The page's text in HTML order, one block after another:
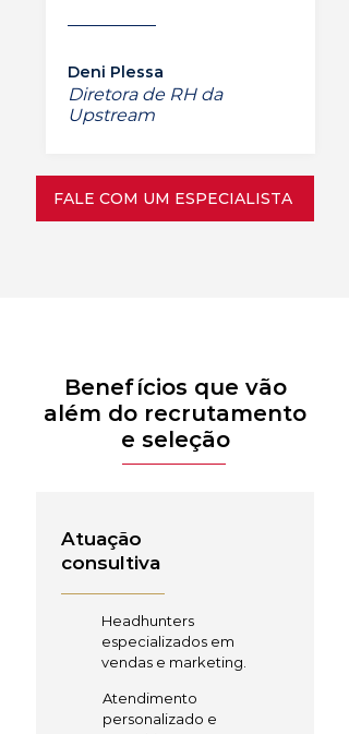
Deni Plessa
Diretora de RH da
Upstream
FALE COM UM ESPECIALISTA
Benefícios que vão
além do recrutamento
e seleção
Atuação
consultiva
Headhunters
especializados em
vendas e marketing.
Atendimento
personalizado e